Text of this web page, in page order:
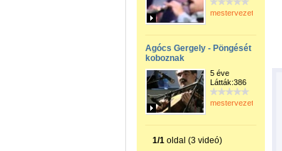
mestervezeto
Agócs Gergely - Pöngését
koboznak
5 éve
Látták:386
mestervezeto
1/1 oldal (3 videó)